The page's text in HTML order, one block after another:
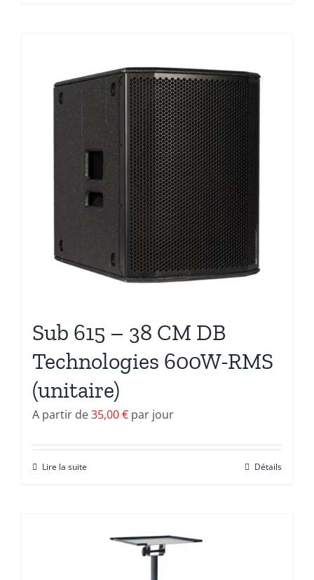
Sub 615 – 38 CM DB
Technologies 600W-RMS
(unitaire)
A partir de35,00€ par jour
Lire la suite Détails